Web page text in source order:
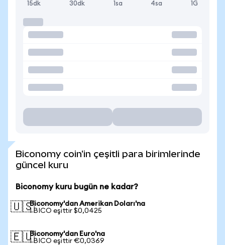
15dk 30dk 1sa 4sa 1G
Biconomy coin'in çeşitli para birimlerinde
güncel kuru
Biconomy kuru bugün ne kadar?
🇺🇸Biconomy'dan Amerikan Doları'na
1 BICO eşittir $0,0425
🇪🇺Biconomy'dan Euro'na
1 BICO eşittir €0,0369